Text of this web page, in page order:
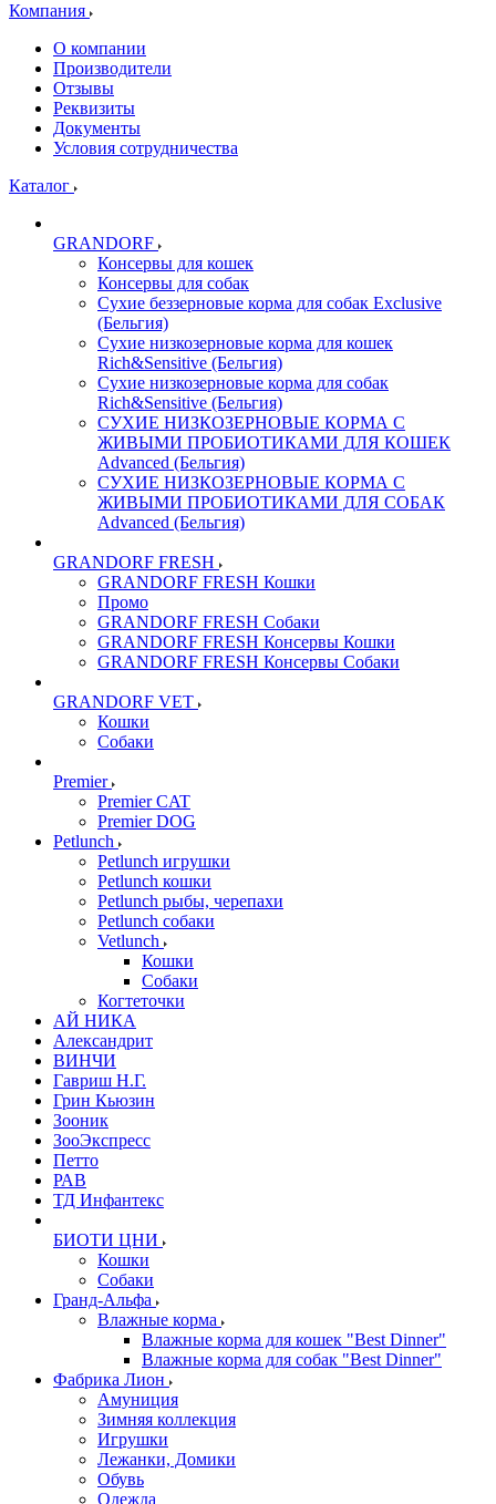
Компания
О компании
Производители
Отзывы
Реквизиты
Документы
Условия сотрудничества
Каталог
GRANDORF
Консервы для кошек
Консервы для собак
Сухие беззерновые корма для собак Exclusive
(Бельгия)
Сухие низкозерновые корма для кошек
Rich&Sensitive (Бельгия)
Сухие низкозерновые корма для собак
Rich&Sensitive (Бельгия)
СУХИЕ НИЗКОЗЕРНОВЫЕ КОРМА С
ЖИВЫМИ ПРОБИОТИКАМИ ДЛЯ КОШЕК
Advanced (Бельгия)
СУХИЕ НИЗКОЗЕРНОВЫЕ КОРМА С
ЖИВЫМИ ПРОБИОТИКАМИ ДЛЯ СОБАК
Advanced (Бельгия)
GRANDORF FRESH
GRANDORF FRESH Кошки
Промо
GRANDORF FRESH Собаки
GRANDORF FRESH Консервы Кошки
GRANDORF FRESH Консервы Собаки
GRANDORF VET
Кошки
Собаки
Premier
Premier CAT
Premier DOG
Petlunch
Petlunch игрушки
Petlunch кошки
Petlunch рыбы, черепахи
Petlunch собаки
Vetlunch
Кошки
Собаки
Когтеточки
АЙ НИКА
Александрит
ВИНЧИ
Гавриш Н.Г.
Грин Кьюзин
Зооник
ЗооЭкспресс
Петто
РАВ
ТД Инфантекс
БИОТИ ЦНИ
Кошки
Собаки
Гранд-Альфа
Влажные корма
Влажные корма для кошек "Best Dinner"
Влажные корма для собак "Best Dinner"
Фабрика Лион
Амуниция
Зимняя коллекция
Игрушки
Лежанки, Домики
Обувь
Одежда